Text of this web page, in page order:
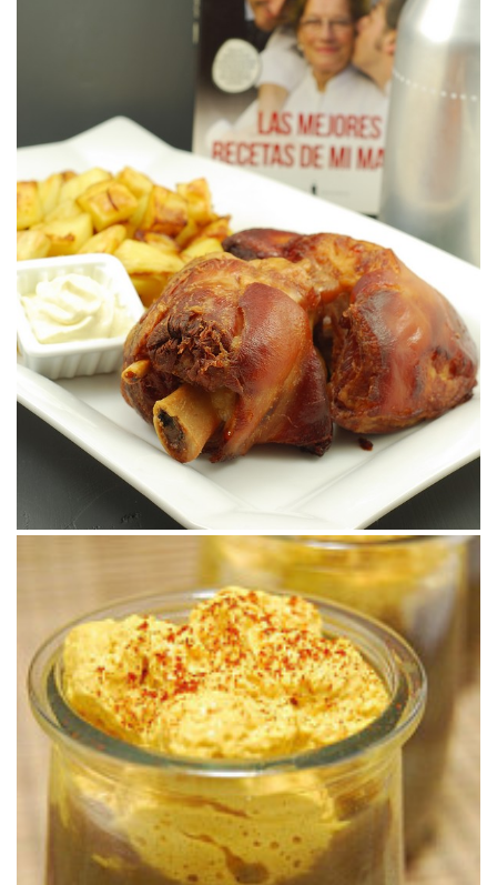
CREMA DE LENTEJAS CON CHANTILLY DE
CEPS
¡Mi receta estrella del año 2019!